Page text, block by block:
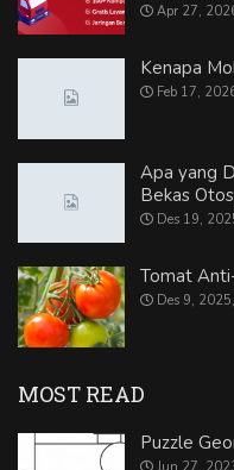
Apr 27,
Kenapa
Feb 17,
Apa yang
Bekas
Des 19,
Tomat
Des 9,
MOST READ
Puzzle
Jun 27,